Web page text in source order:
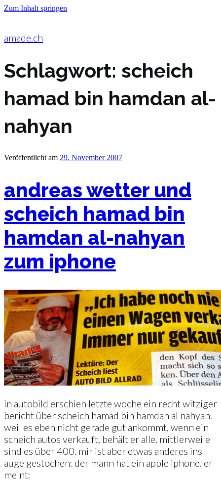
Zum Inhalt springen
amade.ch
Schlagwort: scheich
hamad bin hamdan al-
nahyan
Veröffentlicht am 29. November 2007
andreas wetter und
scheich hamad bin
hamdan al-nahyan
zum iphone
in autobild erschien letzte woche ein recht witziger
bericht über scheich hamad bin hamdan al nahyan.
weil es eben nicht gerade gut ankommt, wenn ein
scheich autos verkauft, behält er alle. mittlerweile
sind es über 400. mir ist aber etwas anderes ins
auge gestochen: der mann hat ein apple iphone. er
meint: